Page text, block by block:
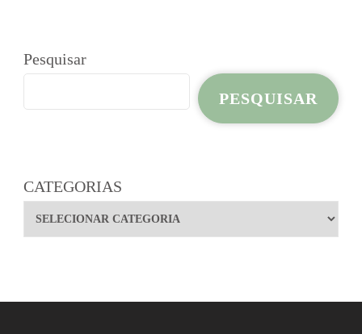
Pesquisar
PESQUISAR
CATEGORIAS